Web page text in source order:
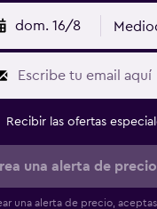
dom. 16/8
Recibir las ofertas
una alerta de precio
una alerta de precio,